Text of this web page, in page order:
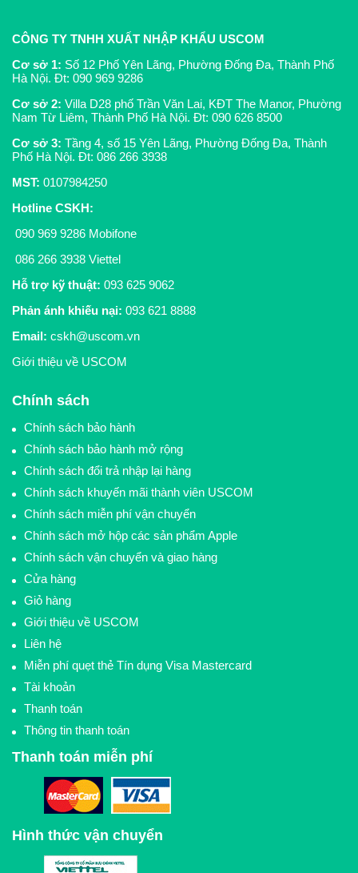
CÔNG TY TNHH XUẤT NHẬP KHẨU USCOM
Cơ sở 1: Số 12 Phố Yên Lãng, Phường Đống Đa, Thành Phố
Hà Nội. Đt: 090 969 9286
Cơ sở 2: Villa D28 phố Trần Văn Lai, KĐT The Manor, Phường
Nam Từ Liêm, Thành Phố Hà Nội. Đt: 090 626 8500
Cơ sở 3: Tầng 4, số 15 Yên Lãng, Phường Đống Đa, Thành
Phố Hà Nội. Đt: 086 266 3938
MST: 0107984250
Hotline CSKH:
090 969 9286 Mobifone
086 266 3938 Viettel
Hỗ trợ kỹ thuật: 093 625 9062
Phản ánh khiếu nại: 093 621 8888
Email: cskh@uscom.vn
Giới thiệu về USCOM
Chính sách
Chính sách bảo hành
Chính sách bảo hành mở rộng
Chính sách đổi trả nhập lại hàng
Chính sách khuyến mãi thành viên USCOM
Chính sách miễn phí vận chuyển
Chính sách mở hộp các sản phẩm Apple
Chính sách vận chuyển và giao hàng
Cửa hàng
Giỏ hàng
Giới thiệu về USCOM
Liên hệ
Miễn phí quẹt thẻ Tín dụng Visa Mastercard
Tài khoản
Thanh toán
Thông tin thanh toán
Thanh toán miễn phí
Hình thức vận chuyển